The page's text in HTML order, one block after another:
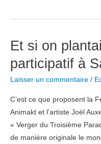
un
qui
date
pas
Et si on
participatif à
Laisser un commentaire /
C’est ce que proposent la
Animakt et l’artiste Joël
« Verger du Troisième
de manière originale le